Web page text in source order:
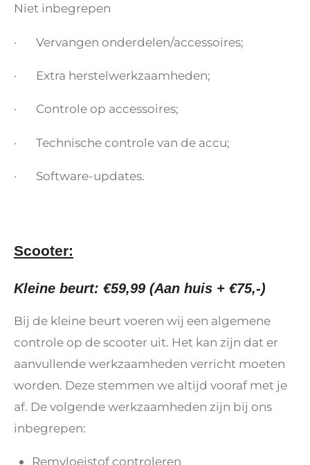
Niet inbegrepen
· Vervangen onderdelen/accessoires;
· Extra herstelwerkzaamheden;
· Controle op accessoires;
· Technische controle van de accu;
· Software-updates.
Scooter:
Kleine beurt: €59,99 (Aan huis + €75,-)
Bij de kleine beurt voeren wij een algemene
controle op de scooter uit. Het kan zijn dat er
aanvullende werkzaamheden verricht moeten
worden. Deze stemmen we altijd vooraf met je
af. De volgende werkzaamheden zijn bij ons
inbegrepen:
Remvloeistof controleren